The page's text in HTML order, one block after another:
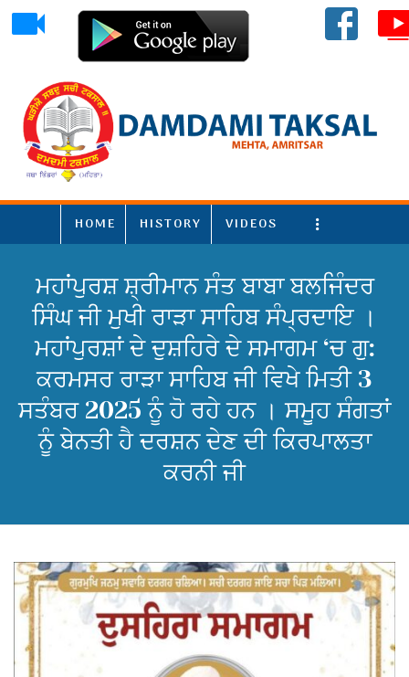
HOME HISTORY VIDEOS More
ਮਹਾਂਪੁਰਸ਼ ਸ਼੍ਰੀਮਾਨ ਸੰਤ ਬਾਬਾ ਬਲਜਿੰਦਰ
ਸਿੰਘ ਜੀ ਮੁਖੀ ਰਾੜਾ ਸਾਹਿਬ ਸੰਪ੍ਰਦਾਇ ।
ਮਹਾਂਪੁਰਸ਼ਾਂ ਦੇ ਦੁਸ਼ਹਿਰੇ ਦੇ ਸਮਾਗਮ ‘ਚ ਗੁ:
ਕਰਮਸਰ ਰਾੜਾ ਸਾਹਿਬ ਜੀ ਵਿਖੇ ਮਿਤੀ 3
ਸਤੰਬਰ 2025 ਨੂੰ ਹੋ ਰਹੇ ਹਨ । ਸਮੂਹ ਸੰਗਤਾਂ
ਨੂੰ ਬੇਨਤੀ ਹੈ ਦਰਸ਼ਨ ਦੇਣ ਦੀ ਕਿਰਪਾਲਤਾ
ਕਰਨੀ ਜੀ